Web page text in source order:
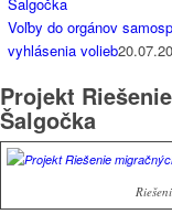
Voľby do orgánov
vyhlásenia volieb
Projekt
Šalgočka